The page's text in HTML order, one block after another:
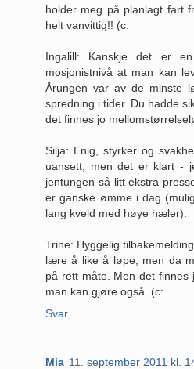
holder meg på planlagt fart
helt vanvittig!! (c:
Ingalill: Kanskje det er
mosjonistnivå at man kan
Årungen var av de minste
spredning i tider. Du hadde
det finnes jo
Silja: Enig, styrker og
uansett, men det er klart -
jentungen så litt ekstra
er ganske ømme i dag
lang kveld med høye hæler).
Trine: Hyggelig
lære å like å løpe, men da
på rett måte. Men det
man kan gjøre også. (c:
Svar
Mia 11. september 2011 kl.